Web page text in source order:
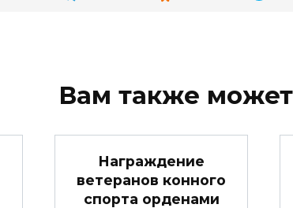
Вам также
Награждение
ветеранов конного
спорта орденами